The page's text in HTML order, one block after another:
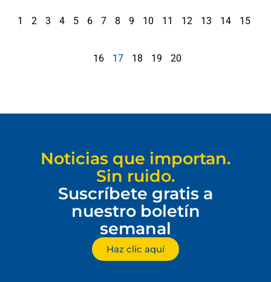
1 2 3 4 5 6 7 8 9 10 11 12 13 14 15
16 17 18 19 20
Noticias que importan.
Sin ruido.
Suscríbete gratis a
nuestro boletín
semanal
Haz clic aquí